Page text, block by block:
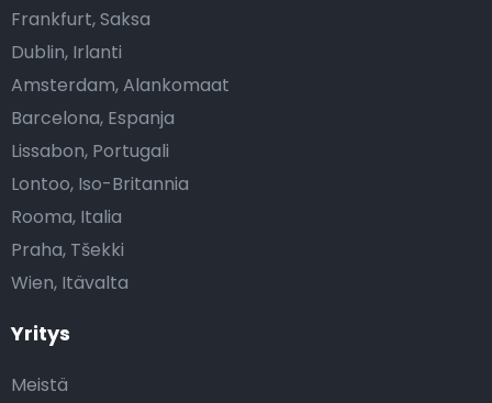
Yritys
Meistä
Frankfurt, Saksa
Dublin, Irlanti
Amsterdam, Alankomaat
Barcelona, Espanja
Lissabon, Portugali
Lontoo, Iso-Britannia
Rooma, Italia
Praha, Tšekki
Wien, Itävalta